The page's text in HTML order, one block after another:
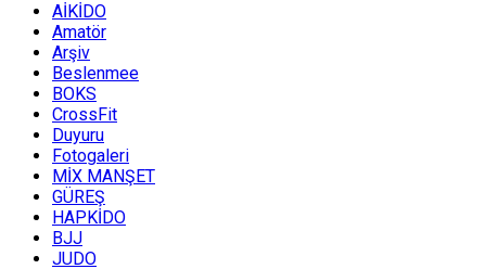
AİKİDO
Amatör
Arşiv
Beslenmee
BOKS
CrossFit
Duyuru
Fotogaleri
MİX MANŞET
GÜREŞ
HAPKİDO
BJJ
JUDO